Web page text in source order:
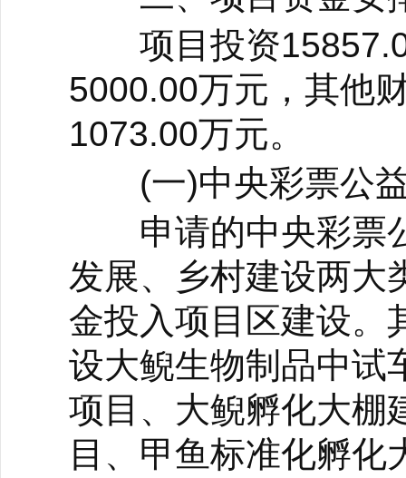
项目投资
5000.00万元，其他
1073.00万元。
(一)中央彩票公益
申请的中央彩票公
发展、乡村建设两大
金投入项目区建设。
设大鲵生物制品中试
项目、大鲵孵化大棚
目、甲鱼标准化孵